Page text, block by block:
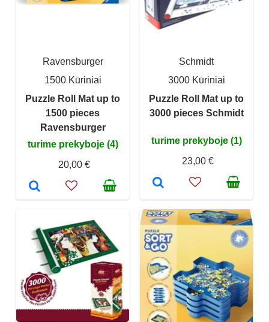
Ravensburger
1500 Kūriniai
Puzzle Roll Mat up to
1500 pieces
Ravensburger
turime prekyboje (4)
20,00 €
Schmidt
3000 Kūriniai
Puzzle Roll Mat up to
3000 pieces Schmidt
turime prekyboje (1)
23,00 €